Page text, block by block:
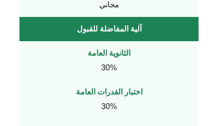
مجاني
آلية المفاضلة للقبول
الثانوية العامة
30%
اختبار القدرات العامة
30%